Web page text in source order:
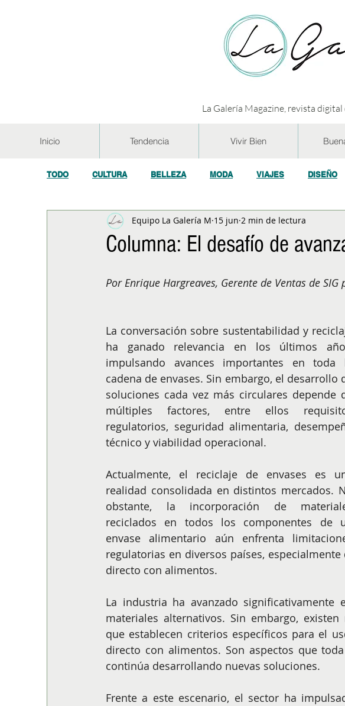
La Galería Magazine, revista
Inicio Tendencia Vivir Bien
TODO CULTURA BELLEZA MODA VIAJES DISEÑO
GASTRONOMÍA Y VINOS SALUD TECNOLOGÍA
Columna: El desafío de
Equipo La Galería M 15 jun 2 min de lectura
Por Enrique Hargreaves, Gerente de Ventas de
La conversación sobre sustentabilidad y
ha ganado relevancia en los últimos
impulsando avances importantes en toda
cadena de envases. Sin embargo, el desarrollo
soluciones cada vez más circulares depende
múltiples factores, entre ellos
regulatorios, seguridad alimentaria,
técnico y viabilidad operacional.
Actualmente, el reciclaje de envases es
realidad consolidada en distintos mercados.
obstante, la incorporación de
reciclados en todos los componentes de
envase alimentario aún enfrenta
regulatorias en diversos países,
directo con alimentos.
La industria ha avanzado
materiales alternativos. Sin embargo,
que establecen criterios específicos para el
directo con alimentos. Son aspectos que
continúa desarrollando nuevas soluciones.
Frente a este escenario, el sector ha